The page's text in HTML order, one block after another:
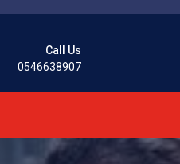
Call Us
0546638907